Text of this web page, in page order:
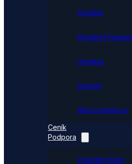
Shoptet
Shoptet Premium
Upgates
Shopify
WooCommerce
Ceník
Podpora
Znalostní báze